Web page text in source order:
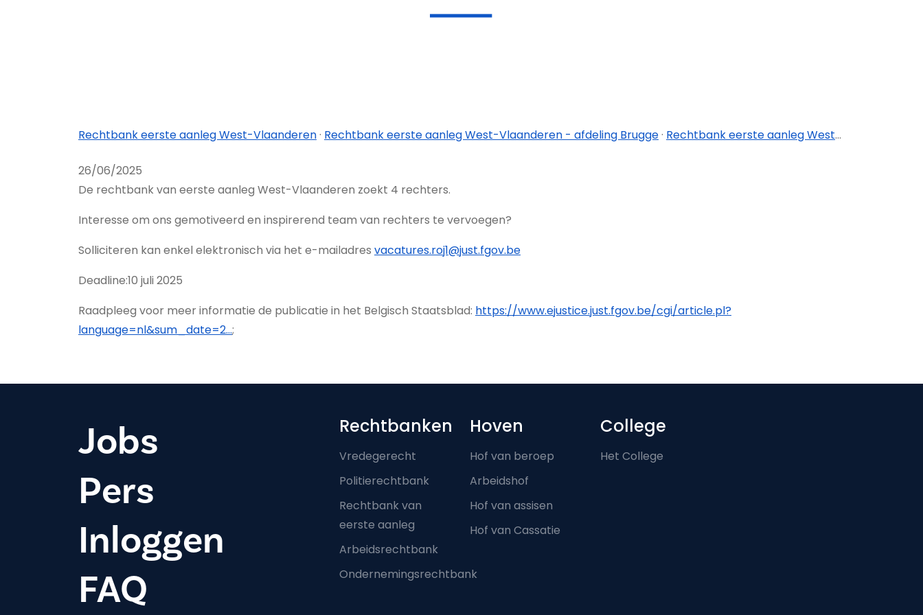
Rechtbank eerste aanleg West-Vlaanderen· Rechtbank eerste aanleg West-Vlaanderen - afdeling Brugge· Rechtbank eerste aanleg West-Vlaanderen - afdeling Ieper
26/06/2025
De rechtbank van eerste aanleg West-Vlaanderen zoekt 4 rechters.
Interesse om ons gemotiveerd en inspirerend team van rechters te vervoegen?
Solliciteren kan enkel elektronisch via het e-mailadres vacatures.roj1@just.fgov.be
Deadline:10 juli 2025
Raadpleeg voor meer informatie de publicatie in het Belgisch Staatsblad: https://www.ejustice.just.fgov.be/cgi/article.pl?
language=nl&sum_date=2…;
Jobs
Pers
Inloggen
FAQ
Footer-menu
Rechtbanken
Vredegerecht
Politierechtbank
Rechtbank van
eerste aanleg
Arbeidsrechtbank
Ondernemingsrechtbank
Hoven
Hof van beroep
Arbeidshof
Hof van assisen
Hof van Cassatie
College
Het College